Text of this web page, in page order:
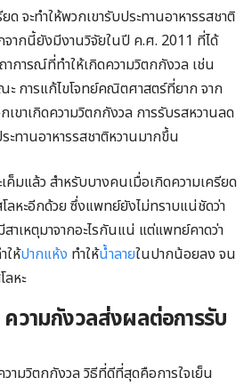
ด จะทำให้พวกเขารับประทานอาหารรสชาติ
ากนี้ยังมีงานวิจัยในปี ค.ศ. 2011 ที่ได้
การณ์ที่ทำให้เกิดความวิตกกังวล เช่น
ะ การแก้ไขโจทย์คณิตศาสตร์ที่ยาก จาก
ขาเกิดความวิตกกังวล การรับรสหวานลด
ะทานอาหารรสชาติหวานมากขึ้น
ค็มแล้ว สำหรับบางคนเมื่อเกิดความเครียด
โลหะอีกด้วย ซึ่งแพทย์ยังไม่ทราบแน่ชัดว่า
าเหตุมาจากอะไรกันแน่ แต่แพทย์คาดว่า
ให้ปากแห้ง ทำให้น้ำลายในปากน้อยลง จน
ลหะ
วามกังวลส่งผลต่อการรับ
วามวิตกกังวล วิธีที่ดีที่สุดคือการใจเย็น